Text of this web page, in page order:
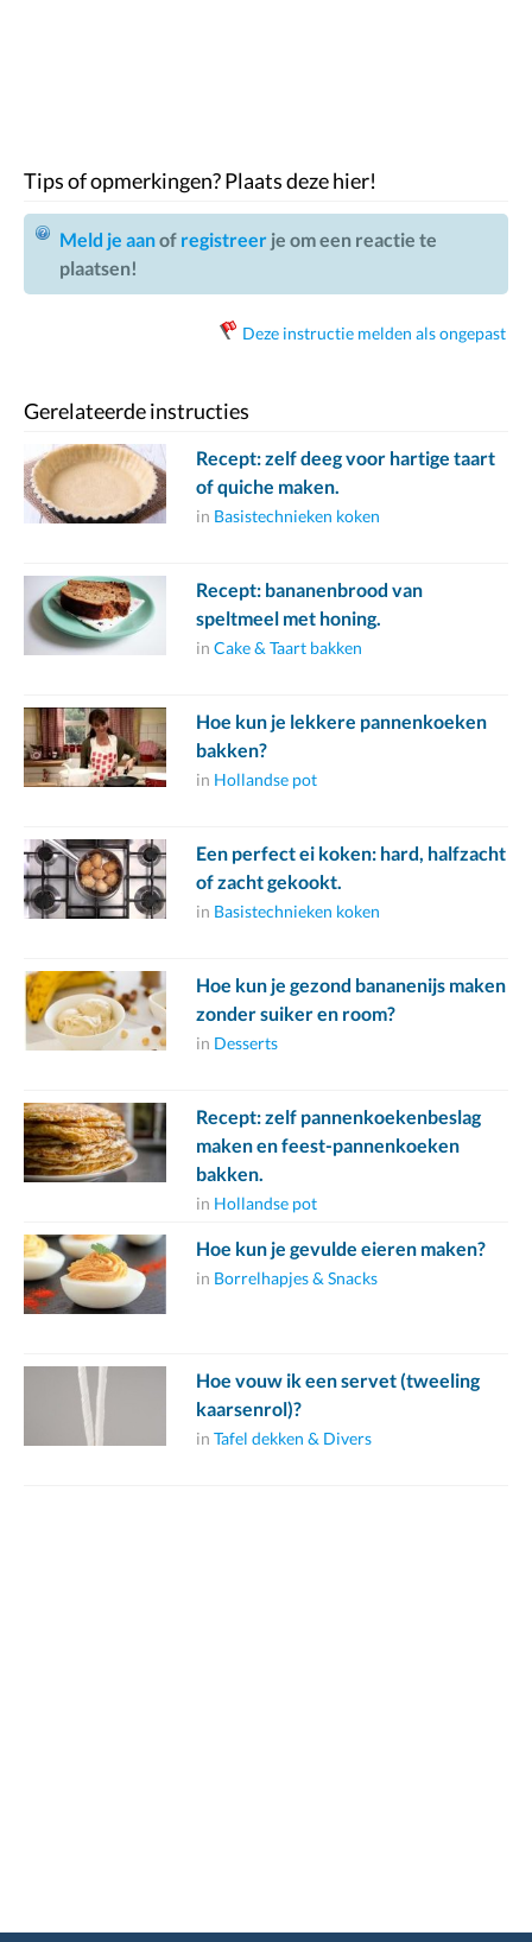
Tips of opmerkingen? Plaats deze hier!
Meld je aanof registreer je om een reactie te
plaatsen!
Deze instructie melden als ongepast
Gerelateerde instructies
Recept: zelf deeg voor hartige taart
of quiche maken.
in Basistechnieken koken
Recept: bananenbrood van
speltmeel met honing.
in Cake & Taart bakken
Hoe kun je lekkere pannenkoeken
bakken?
in Hollandse pot
Een perfect ei koken: hard, halfzacht
of zacht gekookt.
in Basistechnieken koken
Hoe kun je gezond bananenijs maken
zonder suiker en room?
in Desserts
Recept: zelf pannenkoekenbeslag
maken en feest-pannenkoeken
bakken.
in Hollandse pot
Hoe kun je gevulde eieren maken?
in Borrelhapjes & Snacks
Hoe vouw ik een servet (tweeling
kaarsenrol)?
in Tafel dekken & Divers